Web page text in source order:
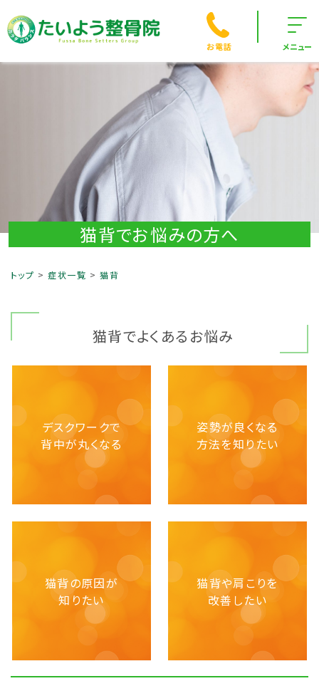
お電話 メニュー
猫背でお悩みの方へ
トップ 症状一覧 猫背
猫背でよくあるお悩み
デスクワークで
背中が丸くなる
姿勢が良くなる
方法を知りたい
猫背の原因が
知りたい
猫背や肩こりを
改善したい